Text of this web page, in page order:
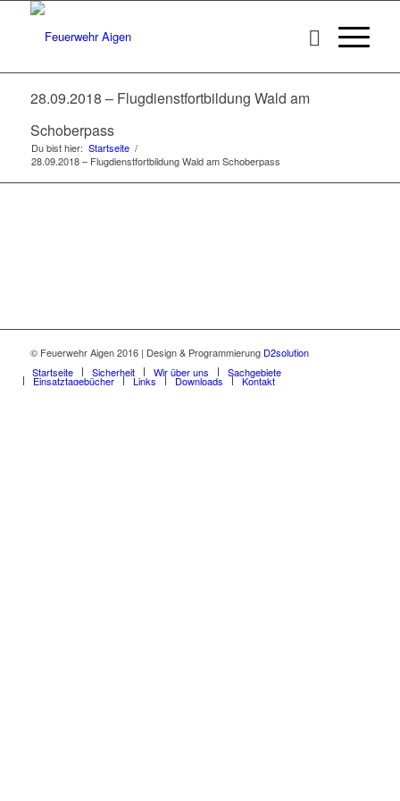
28.09.2018 – Flugdienstfortbildung Wald am
Schoberpass
Du bist hier: Startseite /
28.09.2018 – Flugdienstfortbildung Wald am Schoberpass
© Feuerwehr Aigen 2016 | Design & Programmierung D2solution
Startseite
Sicherheit Wir über uns Sachgebiete
Einsatztagebücher Links Downloads Kontakt